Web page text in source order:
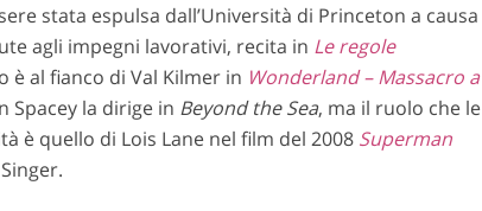
stata espulsa dall’Università di Princeton a causa
agli impegni lavorativi, recita in Le regole
è al fianco di Val Kilmer in Wonderland – Massacro a
Spacey la dirige in Beyond the Sea, ma il ruolo che le
è quello di Lois Lane nel film del 2008 Superman